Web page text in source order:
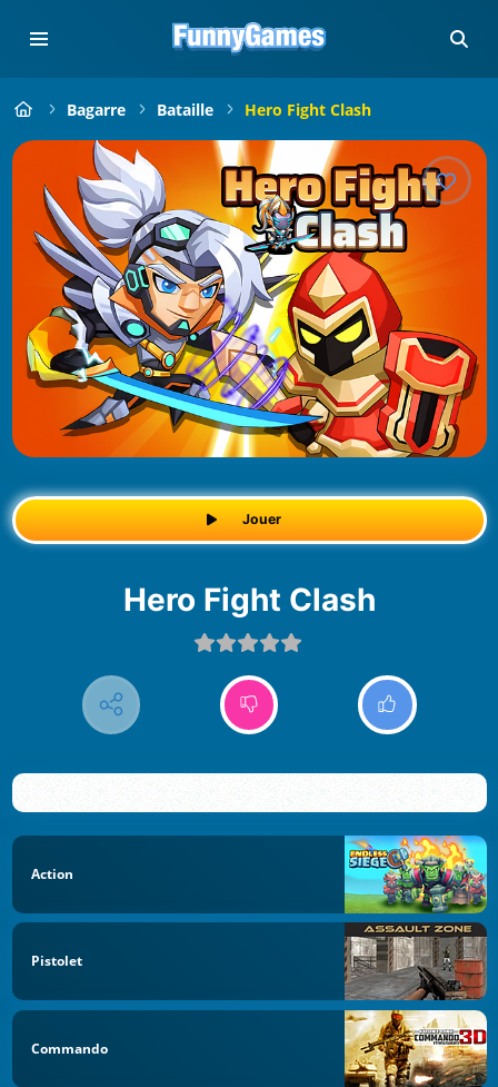
Bagarre Bataille Hero Fight Clash
Jouer
Hero Fight Clash
Action
Pistolet
Commando